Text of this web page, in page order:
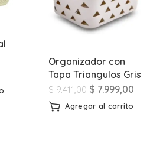
Organizador con
Tapa Triangulos Gris
$9.411,00 $ 7.999,00
Agregar al carrito